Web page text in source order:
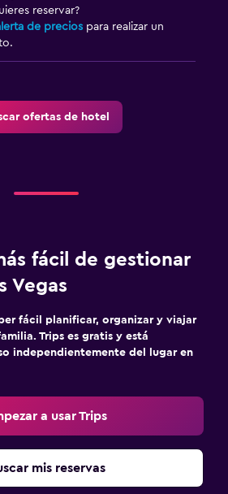
reservar?
de precios para realizar un
ofertas de hotel
fácil de gestionar
Vegas
fácil planificar, organizar y viajar
Trips es gratis y está
independientemente del lugar en
a usar Trips
mis reservas